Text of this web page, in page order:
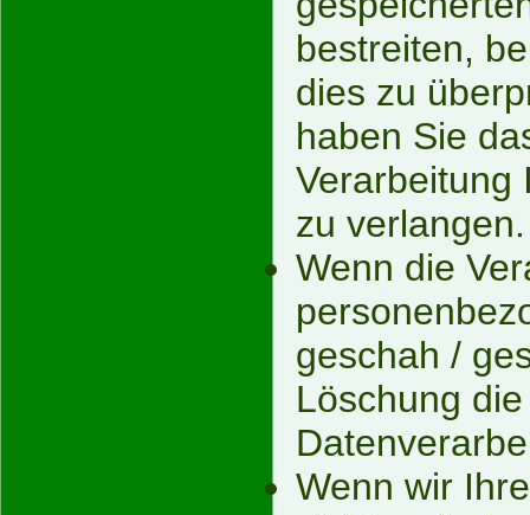
bestreiten,
dies zu
haben Sie
Verarbeitung
zu verlangen.
Wenn die
geschah /
Löschung
Wenn wir